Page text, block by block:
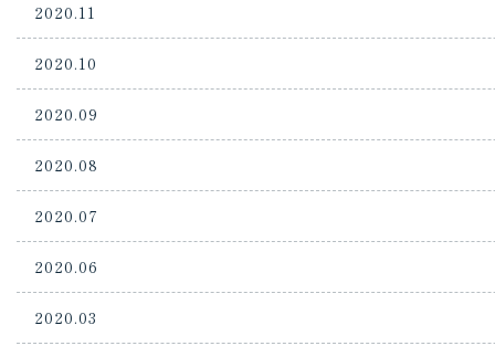
2020.11
2020.10
2020.09
2020.08
2020.07
2020.06
2020.03